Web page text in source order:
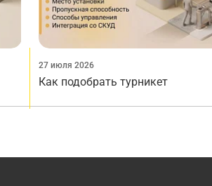
27 июля 2026
Как подобрать турникет